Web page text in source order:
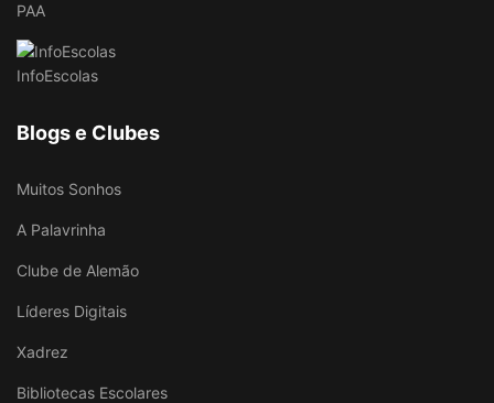
PAA
InfoEscolas
Blogs e Clubes
Muitos Sonhos
A Palavrinha
Clube de Alemão
Líderes Digitais
Xadrez
Bibliotecas Escolares